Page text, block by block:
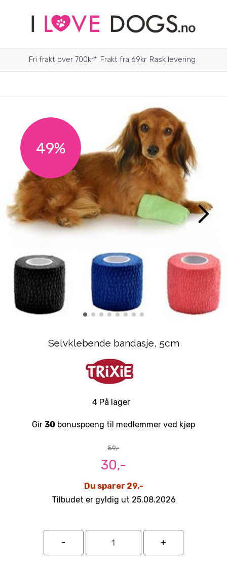
Fri frakt over 700kr* Frakt fra 69kr Rask levering
49%
Selvklebende bandasje, 5cm
4 På lager
Gir 30 bonuspoeng til medlemmer ved kjøp
59,-
30,-
Du sparer 29,-
Tilbudet er gyldig ut 25.08.2026